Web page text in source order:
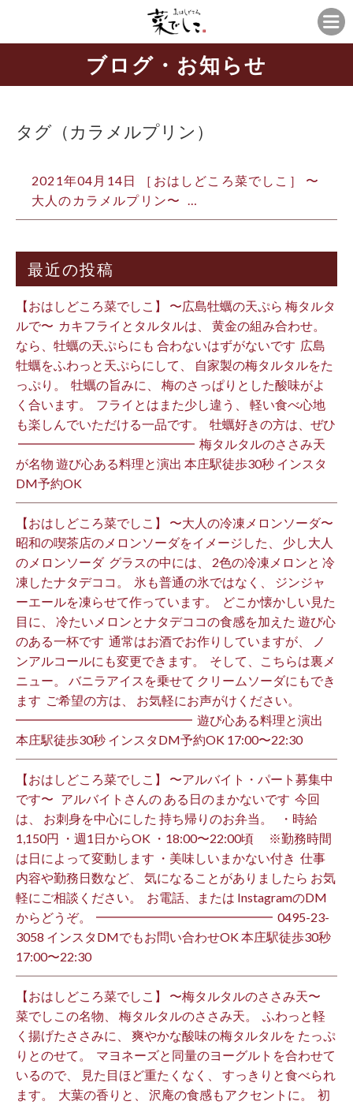
ブログ・お知らせ
タグ（カラメルプリン）
2021年04月14日 ［おはしどころ菜でしこ］ 〜
大人のカラメルプリン〜 …
最近の投稿
【おはしどころ菜でしこ】 〜広島牡蠣の天ぷら 梅タルタ
ルで〜 ⁡ カキフライとタルタルは、 黄金の組み合わせ。 ⁡
なら、牡蠣の天ぷらにも 合わないはずがないです ⁡ 広島
牡蠣をふわっと天ぷらにして、 自家製の梅タルタルをた
っぷり。 ⁡ 牡蠣の旨みに、 梅のさっぱりとした酸味がよ
く合います。 ⁡ フライとはまた少し違う、 軽い食べ心地
も楽しんでいただける一品です。 ⁡ 牡蠣好きの方は、ぜひ
⁡ ━━━━━━━━━━━━━━ ⁡ 梅タルタルのささみ天
が名物 遊び心ある料理と演出 本庄駅徒歩30秒 インスタ
DM予約OK ⁡
【おはしどころ菜でしこ】 〜大人の冷凍メロンソーダ〜 ⁡
昭和の喫茶店のメロンソーダをイメージした、 少し大人
のメロンソーダ ⁡ グラスの中には、 2色の冷凍メロンと 冷
凍したナタデココ。 ⁡ 氷も普通の氷ではなく、 ジンジャ
ーエールを凍らせて作っています。 ⁡ どこか懐かしい見た
目に、 冷たいメロンとナタデココの食感を加えた 遊び心
のある一杯です ⁡ 通常はお酒でお作りしていますが、 ノ
ンアルコールにも変更できます。 ⁡ そして、こちらは裏メ
ニュー。 バニラアイスを乗せて クリームソーダにもでき
ます ⁡ ご希望の方は、 お気軽にお声がけください。 ⁡
━━━━━━━━━━━━━━ ⁡ 遊び心ある料理と演出
本庄駅徒歩30秒 インスタDM予約OK 17:00〜22:30 ⁡
【おはしどころ菜でしこ】 〜アルバイト・パート募集中
です〜 ⁡ ⁡ アルバイトさんの ある日のまかないです ⁡ 今回
は、 お刺身を中心にした 持ち帰りのお弁当。 ⁡ ⁡ ・時給
1,150円 ・週1日からOK ・18:00〜22:00頃 ※勤務時間
は日によって変動します ・美味しいまかない付き ⁡ 仕事
内容や勤務日数など、 気になることがありましたら お気
軽にご相談ください。 ⁡ お電話、または InstagramのDM
からどうぞ。 ⁡ ━━━━━━━━━━━━━━ ⁡ ️0495-23-
3058 インスタDMでもお問い合わせOK 本庄駅徒歩30秒
17:00〜22:30 ⁡
【おはしどころ菜でしこ】 〜梅タルタルのささみ天〜 ⁡
菜でしこの名物、 梅タルタルのささみ天。 ⁡ ふわっと軽
く揚げたささみに、 爽やかな酸味の梅タルタルを たっぷ
りとのせて。 ⁡ マヨネーズと同量のヨーグルトを合わせて
いるので、 見た目ほど重たくなく、 すっきりと食べられ
ます。 ⁡ 大葉の香りと、 沢庵の食感もアクセントに。 ⁡ 初